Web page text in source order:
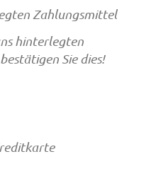
Zahlungsmittel
hinterlegten
Sie dies!